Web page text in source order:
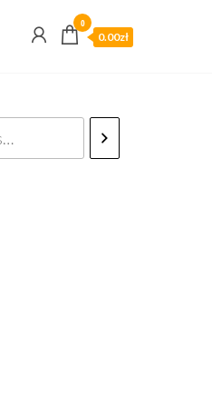
0
0.00zł